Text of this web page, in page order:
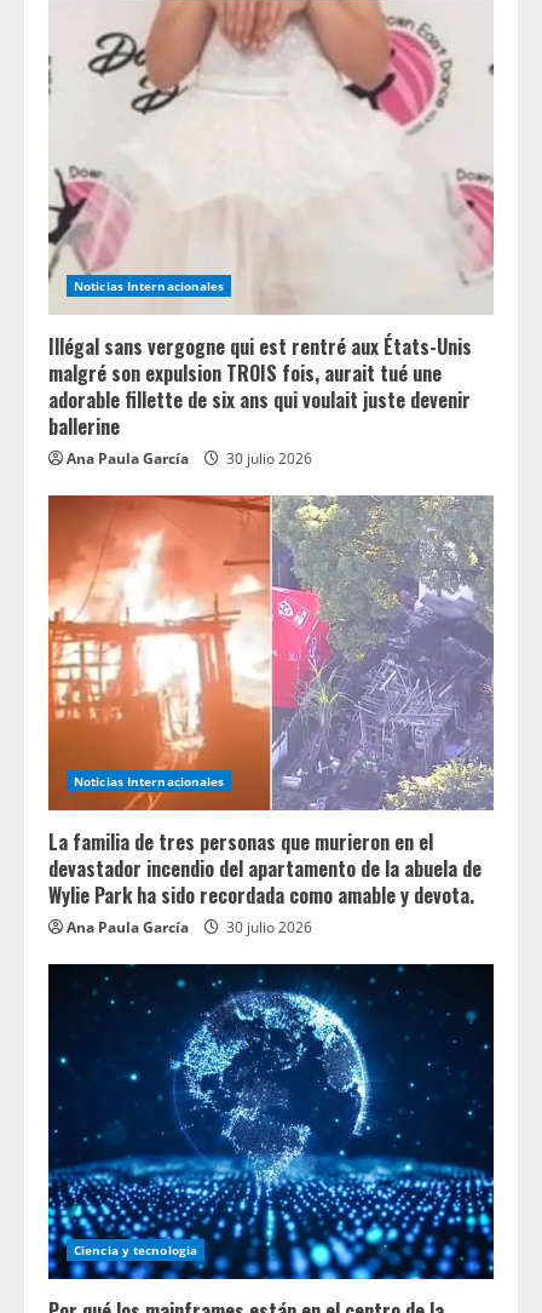
Noticias Internacionales
Illégal sans vergogne qui est rentré aux États-Unis
malgré son expulsion TROIS fois, aurait tué une
adorable fillette de six ans qui voulait juste devenir
ballerine
Ana Paula García 30 julio 2026
Noticias Internacionales
La familia de tres personas que murieron en el
devastador incendio del apartamento de la abuela de
Wylie Park ha sido recordada como amable y devota.
Ana Paula García 30 julio 2026
Ciencia y tecnologia